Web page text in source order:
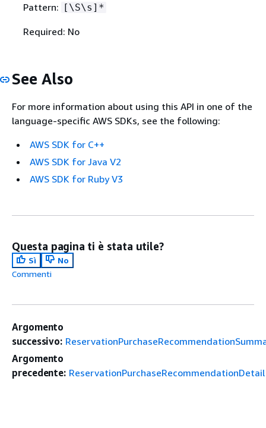
Pattern: [\S\s]*
Required: No
See Also
For more information about using this API in one of the
language-specific AWS SDKs, see the following:
AWS SDK for C++
AWS SDK for Java V2
AWS SDK for Ruby V3
Questa pagina ti è stata utile?
Sì
No
Commenti
Argomento
successivo:
Argomento
precedente: ReservationPurchaseRecommendationDetail